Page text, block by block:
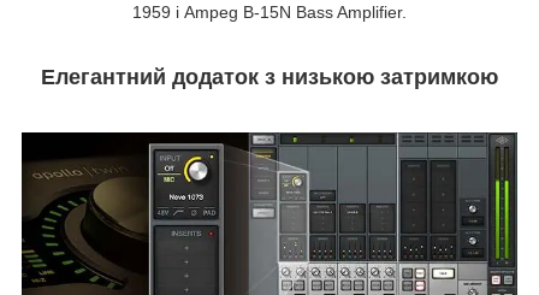
1959 і Ampeg B-15N Bass Amplifier.
Елегантний додаток з низькою затримкою